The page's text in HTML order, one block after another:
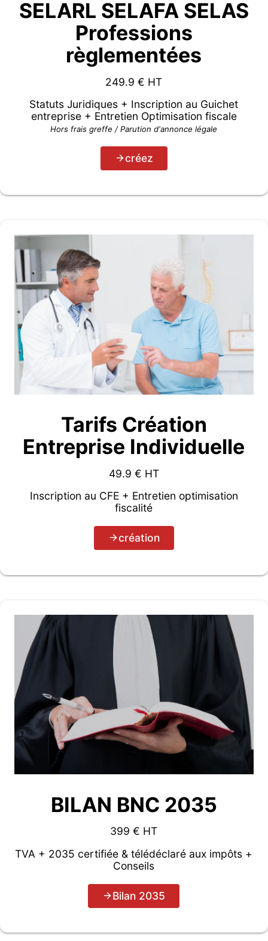
SELARL SELAFA SELAS
Professions
règlementées
249.9 € HT
Statuts Juridiques + Inscription au Guichet
entreprise + Entretien Optimisation fiscale
Hors frais greffe / Parution d'annonce légale
créez
Tarifs Création
Entreprise Individuelle
49.9 € HT
Inscription au CFE + Entretien optimisation
fiscalité
création
BILAN BNC 2035
399 € HT
TVA + 2035 certifiée & télédéclaré aux impôts +
Conseils
Bilan 2035